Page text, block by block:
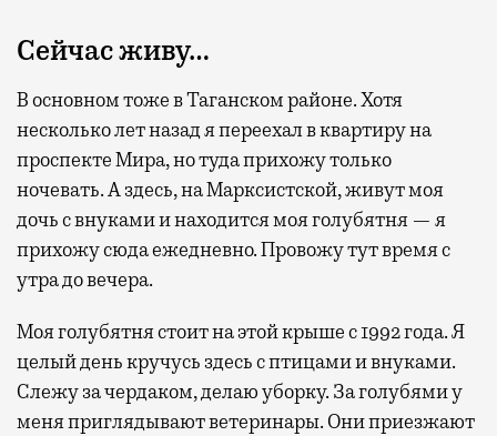
Сейчас живу…
В основном тоже в Таганском районе. Хотя
несколько лет назад я переехал в квартиру на
проспекте Мира, но туда прихожу только
ночевать. А здесь, на Марксистской, живут моя
дочь с внуками и находится моя голубятня — я
прихожу сюда ежедневно. Провожу тут время с
утра до вечера.
Моя голубятня стоит на этой крыше с 1992 года. Я
целый день кручусь здесь с птицами и внуками.
Слежу за чердаком, делаю уборку. За голубями у
меня приглядывают ветеринары. Они приезжают